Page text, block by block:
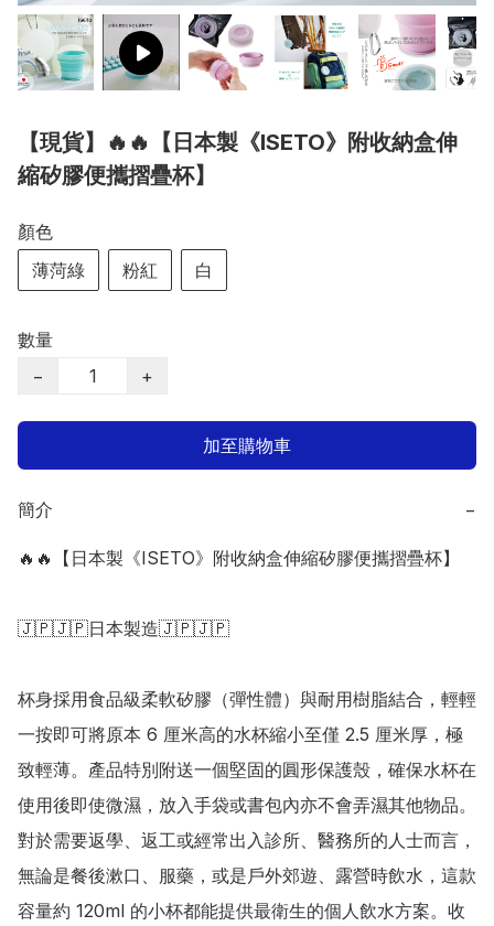
【現貨】🔥🔥【日本製《ISETO》附收納盒伸
縮矽膠便攜摺疊杯】
顏色
薄菏綠
粉紅 白
數量
−
+
加至購物車
簡介 −
🔥🔥【日本製《ISETO》附收納盒伸縮矽膠便攜摺疊杯】
🇯🇵🇯🇵日本製造🇯🇵🇯🇵
杯身採用食品級柔軟矽膠（彈性體）與耐用樹脂結合，輕輕
一按即可將原本 6 厘米高的水杯縮小至僅 2.5 厘米厚，極
致輕薄。產品特別附送一個堅固的圓形保護殼，確保水杯在
使用後即使微濕，放入手袋或書包內亦不會弄濕其他物品。
對於需要返學、返工或經常出入診所、醫務所的人士而言，
無論是餐後漱口、服藥，或是戶外郊遊、露營時飲水，這款
容量約 120ml 的小杯都能提供最衛生的個人飲水方案。收